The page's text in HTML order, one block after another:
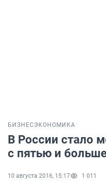
БИЗНЕС ЭКОНОМИКА
В России стало
с пятью и
10 августа 2016, 15:17 1 011